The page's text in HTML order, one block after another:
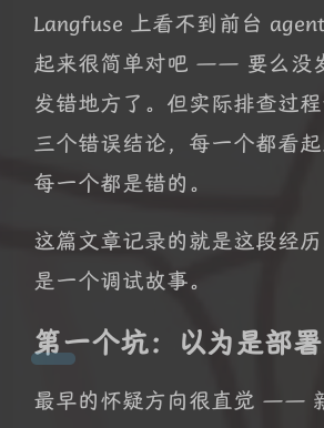
Langfuse 上看不到前台
起来很简单对吧 —— 要么没
发错地方了。但实际排查过
三个错误结论，每一个都看起
每一个都是错的。
这篇文章记录的就是这段经历
是一个调试故事。
第一个坑：以为是部
最早的怀疑方向很直觉 ——